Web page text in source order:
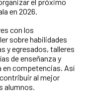
el próximo
en 2026.
con los
sobre habilidades
y egresados, talleres
de enseñanza y
en competencias. Así
al mejor
alumnos.